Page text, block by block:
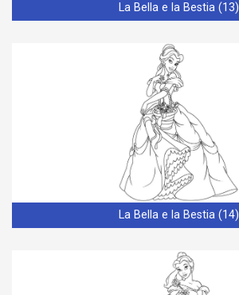
La Bella e la Bestia (13)
La Bella e la Bestia (14)